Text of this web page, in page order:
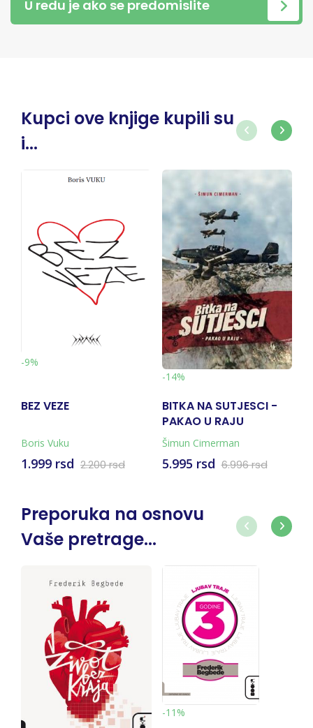
U redu je ako se predomislite
Kupci ove knjige kupili su
i...
-9%
BEZ VEZE
Boris Vuku
1.999 rsd 2.200 rsd
-14%
BITKA NA SUTJESCI -
PAKAO U RAJU
(KNJIGA + KARTA)
Šimun Cimerman
5.995 rsd 6.996 rsd
Preporuka na osnovu
Vaše pretrage...
-11%